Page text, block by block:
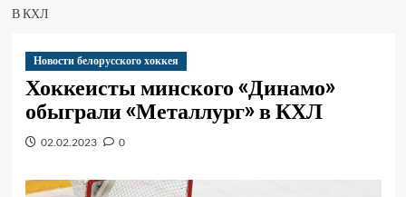
В КХЛ
Новости белорусского хоккея
Хоккеисты минского «Динамо»
обыграли «Металлург» в КХЛ
02.02.2023 0